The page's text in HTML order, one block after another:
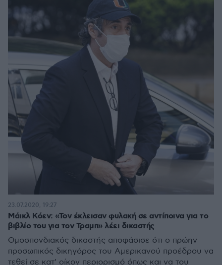
Μάικλ Κόεν: «Τον έκλεισαν φυλακή σε αντίποινα για το
βιβλίο του για τον Τραμπ» λέει δικαστής
Ομοσπονδιακός δικαστής αποφάσισε ότι ο πρώην
προσωπικός δικηγόρος του Αμερικανού προέδρου να
τεθεί σε κατ' οίκον περιορισμό όπως και να του
23.07.2020, 19:27